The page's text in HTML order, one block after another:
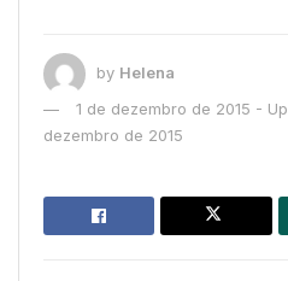
by Helena
1 de dezembro de 2015 -
dezembro de 2015